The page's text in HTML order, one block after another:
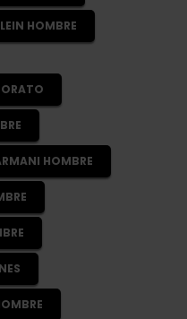
HOMBRE
HOMBRE